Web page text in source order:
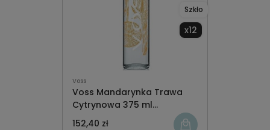
Voss
Voss Mandarynka Trawa
Cytrynowa 375 ml
Gazowana Szkło x12
Szkło
x12
152,40 zł